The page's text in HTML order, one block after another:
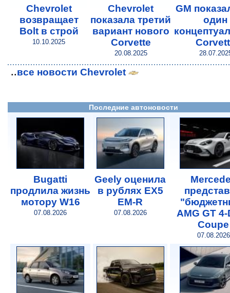
Chevrolet
возвращает
Bolt в строй
10.10.2025
Chevrolet
показала третий
вариант нового
Corvette
20.08.2025
GM
один
..все новости Chevrolet
Последние автоновости
Bugatti
продлила жизнь
мотору W16
07.08.2026
Geely оценила
в рублях EX5
EM-R
07.08.2026
AMG GT
Coupe
07.08.2026